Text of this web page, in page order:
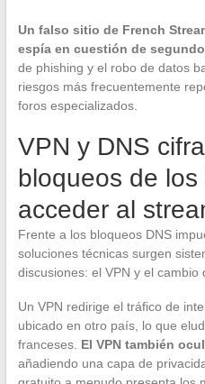
Un falso sitio de French
espía en cuestión de
de phishing y el robo de datos
riesgos más frecuentemente
foros especializados.
VPN y DNS
bloqueos de los
acceder al
Frente a los bloqueos DNS
soluciones técnicas surgen
discusiones: el VPN y el cambio
Un VPN redirige el tráfico de
ubicado en otro país, lo que
franceses. El VPN también
añadiendo una capa de